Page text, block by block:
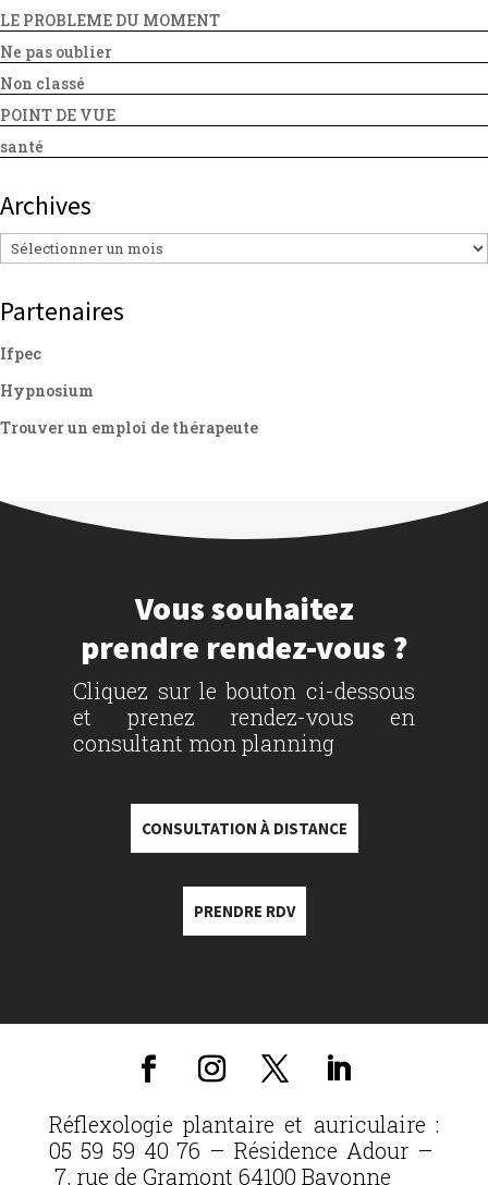
LE PROBLEME DU MOMENT
Ne pas oublier
Non classé
POINT DE VUE
santé
Archives
Archives
Partenaires
Ifpec
Hypnosium
Trouver un emploi de thérapeute
Vous souhaitez
prendre rendez-vous ?
Cliquez sur le bouton ci-dessous
et prenez rendez-vous en
consultant mon planning
CONSULTATION À DISTANCE
PRENDRE RDV
Réflexologie plantaire et auriculaire :
05 59 59 40 76 – Résidence Adour –
7, rue de Gramont 64100 Bayonne